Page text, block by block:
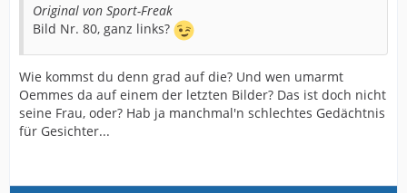
Original von Sport-Freak
Bild Nr. 80, ganz links?
Wie kommst du denn grad auf die? Und wen umarmt
Oemmes da auf einem der letzten Bilder? Das ist doch nicht
seine Frau, oder? Hab ja manchmal'n schlechtes Gedächtnis
für Gesichter...